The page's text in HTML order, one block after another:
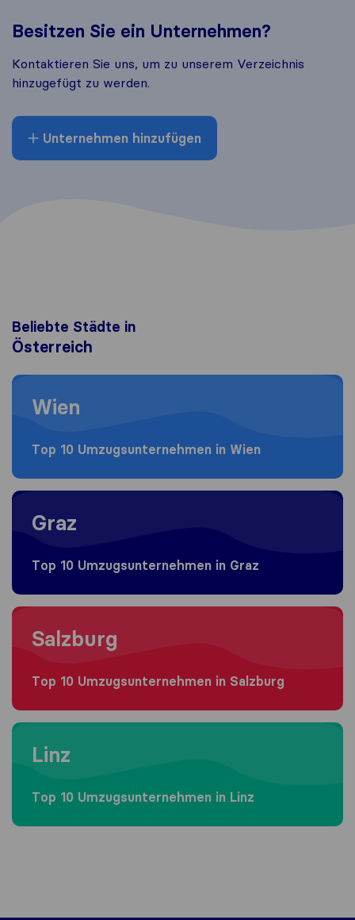
Besitzen Sie ein Unternehmen?
Kontaktieren Sie uns, um zu unserem Verzeichnis
hinzugefügt zu werden.
Unternehmen hinzufügen
Beliebte Städte in
Österreich
Moving to Wien
Wien
Top 10 Umzugs​unternehmen in Wien
Moving to Graz
Graz
Top 10 Umzugs​unternehmen in Graz
Moving to Salzburg
Salzburg
Top 10 Umzugs​unternehmen in Salzburg
Moving to Linz
Linz
Top 10 Umzugs​unternehmen in Linz